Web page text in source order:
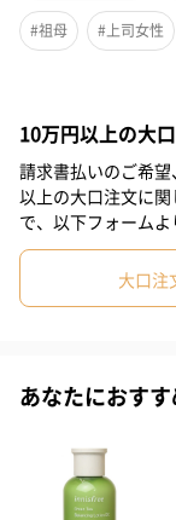
クレンジング
サポニンが豊富な
肌の潤いをそのま
* チャ根エキス（整
#祖母 #上司女性
#20代後半 #30代
#70代
10万円以上の大
請求書払いのご希
以上の大口注文に
で、以下フォームよ
大口注
あなたにおす